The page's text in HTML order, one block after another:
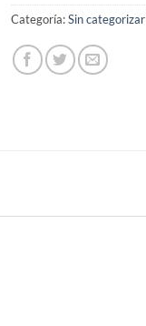
Categoría:Sin categorizar